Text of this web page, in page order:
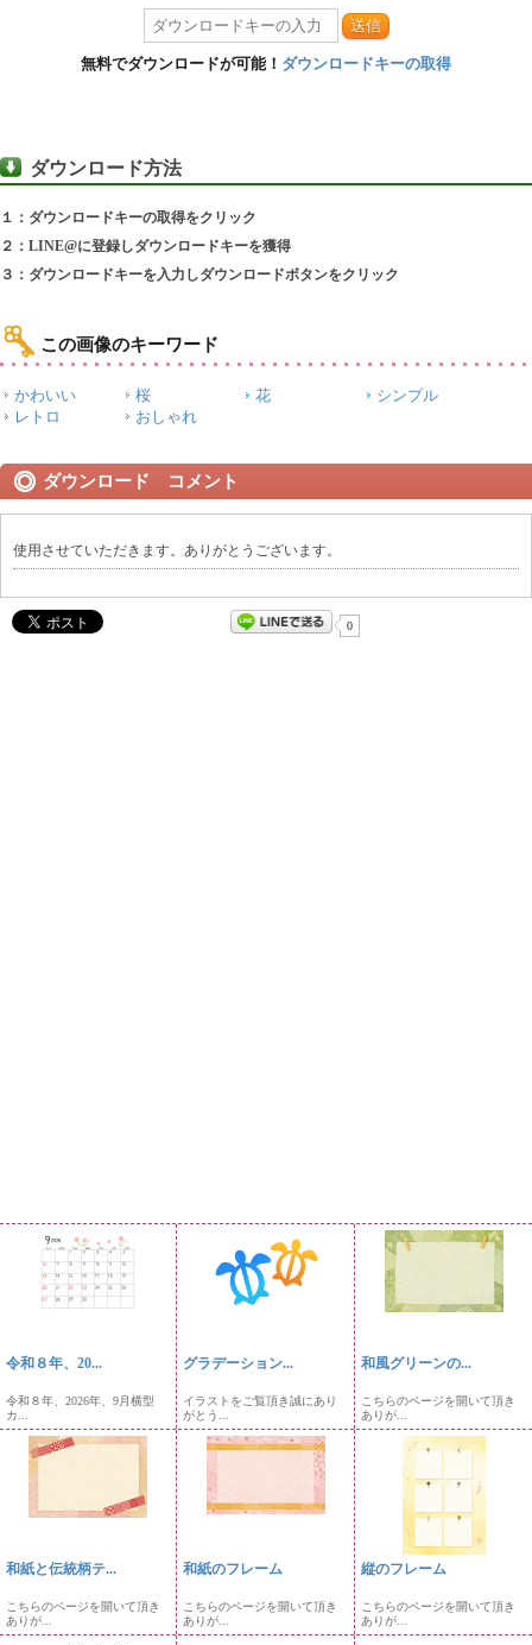
送信
無料でダウンロードが可能！ ダウンロードキーの取得
ダウンロード方法
１：ダウンロードキーの取得をクリック
２：LINE@に登録しダウンロードキーを獲得
３：ダウンロードキーを入力しダウンロードボタンをクリック
この画像のキーワード
かわいい 桜 花
シンプル
レトロ
おしゃれ
ダウンロード コメント
使用させていただきます。ありがとうございます。
0
令和８年、20...
令和８年、2026年、9月横型
カ...
グラデーション...
イラストをご覧頂き誠にあり
がとう...
和風グリーンの...
こちらのページを開いて頂き
ありが...
和紙と伝統柄テ...
こちらのページを開いて頂き
ありが...
和紙のフレーム
こちらのページを開いて頂き
ありが...
縦のフレーム
こちらのページを開いて頂き
ありが...